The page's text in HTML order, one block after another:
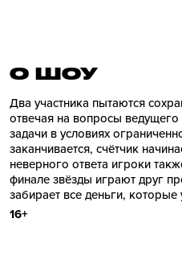
О ШОУ
Два участника пытаются
отвечая на вопросы
задачи в условиях
заканчивается, счётчик
неверного ответа игроки
финале звёзды играют друг
забирает все деньги, которые
16+